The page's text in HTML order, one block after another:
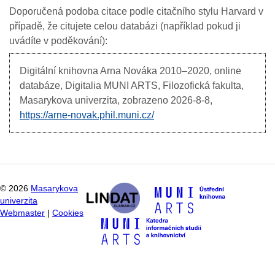
Doporučená podoba citace podle citačního stylu Harvard v
případě, že citujete celou databázi (například pokud ji
uvádíte v poděkování):
Digitální knihovna Arna Nováka 2010–2020, online
databáze, Digitalia MUNI ARTS, Filozofická fakulta,
Masarykova univerzita, zobrazeno 2026-8-8,
https://arne-novak.phil.muni.cz/
© 2026 Masarykova
univerzita
Webmaster
Cookies